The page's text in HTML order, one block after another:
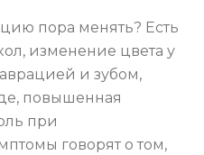
пора менять? Есть
изменение цвета у
и зубом,
повышенная
при
говорят о том,